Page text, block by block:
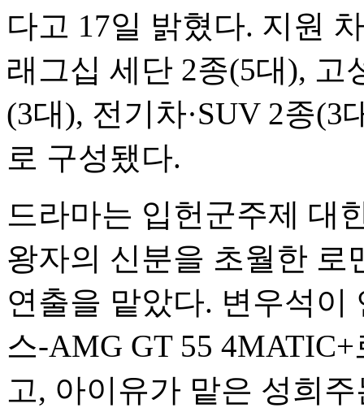
다고 17일 밝혔다. 지원
래그십 세단 2종(5대), 고
(3대), 전기차·SUV 2종(3
로 구성됐다.
드라마는 입헌군주제 대
왕자의 신분을 초월한 로
연출을 맡았다. 변우석
스-AMG GT 55
고, 아이유가 맡은 성희